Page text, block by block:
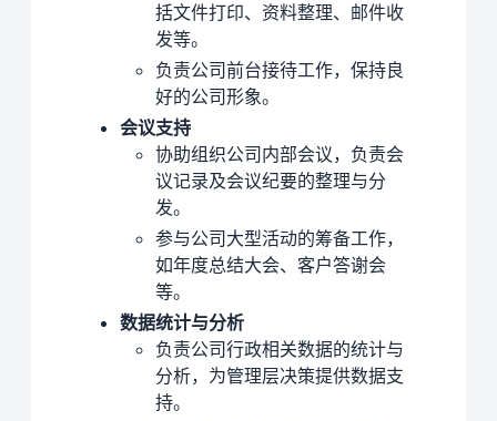
括文件打印、资料整理、邮件收
发等。
负责公司前台接待工作，保持良
好的公司形象。
会议支持
协助组织公司内部会议，负责会
议记录及会议纪要的整理与分
发。
参与公司大型活动的筹备工作，
如年度总结大会、客户答谢会
等。
数据统计与分析
负责公司行政相关数据的统计与
分析，为管理层决策提供数据支
持。